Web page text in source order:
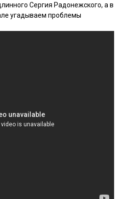
Сергия Радонежского, а в
угадываем проблемы